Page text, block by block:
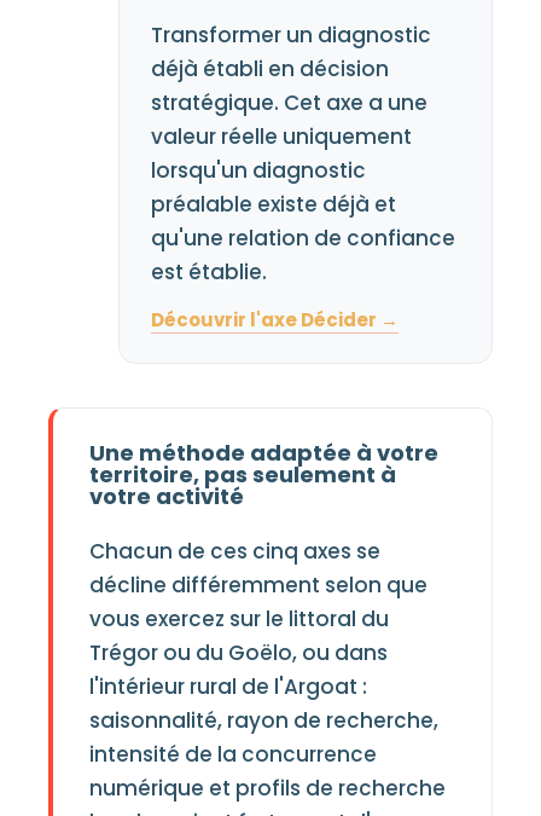
Transformer un diagnostic
déjà établi en décision
stratégique. Cet axe a une
valeur réelle uniquement
lorsqu'un diagnostic
préalable existe déjà et
qu'une relation de confiance
est établie.
Découvrir l'axe Décider →
Une méthode adaptée à votre
territoire, pas seulement à
votre activité
Chacun de ces cinq axes se
décline différemment selon que
vous exercez sur le littoral du
Trégor ou du Goëlo, ou dans
l'intérieur rural de l'Argoat :
saisonnalité, rayon de recherche,
intensité de la concurrence
numérique et profils de recherche